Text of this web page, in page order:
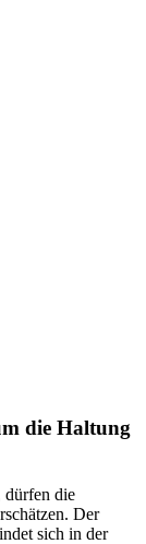
die Haltung
dürfen die
Der
sich in der